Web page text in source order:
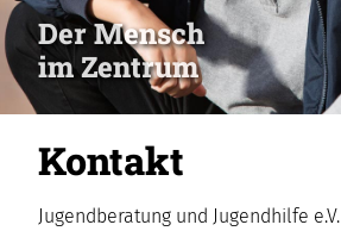
Der Mensch
im Zentrum
Kontakt
Jugendberatung und Jugendhilfe e.V.